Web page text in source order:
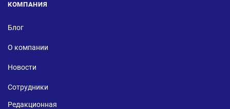
КОМПАНИЯ
Блог
О компании
Новости
Сотрудники
Редакционная